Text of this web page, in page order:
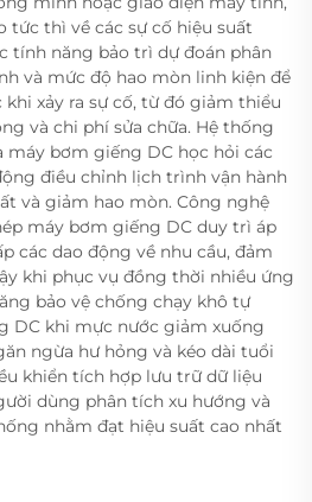
tức thì về các sự cố hiệu suất
tính năng bảo trì dự đoán phân
và mức độ hao mòn linh kiện để
xảy ra sự cố, từ đó giảm thiểu
và chi phí sửa chữa. Hệ thống
bơm giếng DC học hỏi các
điều chỉnh lịch trình vận hành
và giảm hao mòn. Công nghệ
máy bơm giếng DC duy trì áp
các dao động về nhu cầu, đảm
khi phục vụ đồng thời nhiều ứng
bảo vệ chống chạy khô tự
DC khi mực nước giảm xuống
ngừa hư hỏng và kéo dài tuổi
khiển tích hợp lưu trữ dữ liệu
dùng phân tích xu hướng và
nhằm đạt hiệu suất cao nhất